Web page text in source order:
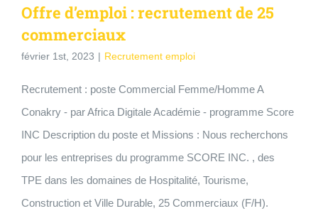
Offre d’emploi : recrutement de 25
commerciaux
février 1st, 2023 | Recrutement emploi
Recrutement : poste Commercial Femme/Homme A
Conakry - par Africa Digitale Académie - programme Score
INC Description du poste et Missions : Nous recherchons
pour les entreprises du programme SCORE INC. , des
TPE dans les domaines de Hospitalité, Tourisme,
Construction et Ville Durable, 25 Commerciaux (F/H).